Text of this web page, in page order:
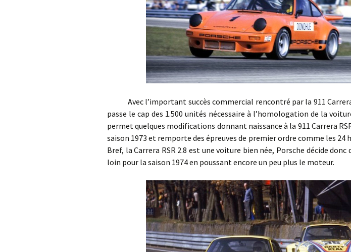
Avec l’important succès commercial rencontré par la 911 Carrera
passe le cap des 1.500 unités nécessaire à l’homologation de la
permet quelques modifications donnant naissance à la 911 Carrera
saison 1973 et remporte des épreuves de premier ordre comme les 24
Bref, la Carrera RSR 2.8 est une voiture bien née, Porsche décide donc
loin pour la saison 1974 en poussant encore un peu plus le moteur.